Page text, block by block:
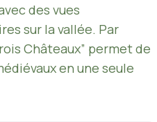
des vues
sur la vallée. Par
Châteaux” permet de
en une seule